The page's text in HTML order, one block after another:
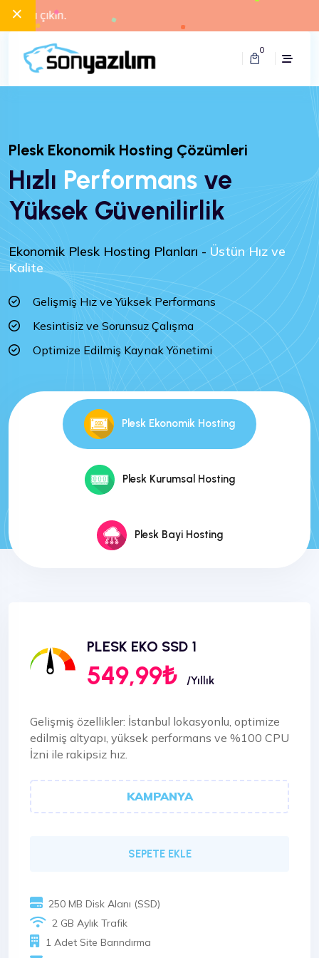
×
0
Plesk Ekonomik Hosting Çözümleri
Hızlı Performans ve
Yüksek Güvenilirlik
Ekonomik Plesk Hosting Planları - Üstün Hız ve
Kalite
Gelişmiş Hız ve Yüksek Performans
Kesintisiz ve Sorunsuz Çalışma
Optimize Edilmiş Kaynak Yönetimi
Plesk Ekonomik Hosting
Plesk Kurumsal Hosting
Plesk Bayi Hosting
PLESK EKO SSD 1
549,99₺ /Yıllık
Gelişmiş özellikler: İstanbul lokasyonlu, optimize
edilmiş altyapı, yüksek performans ve %100 CPU
İzni ile rakipsiz hız.
KAMPANYA
SEPETE EKLE
250 MB Disk Alanı (SSD)
2 GB Aylık Trafik
1 Adet Site Barındırma